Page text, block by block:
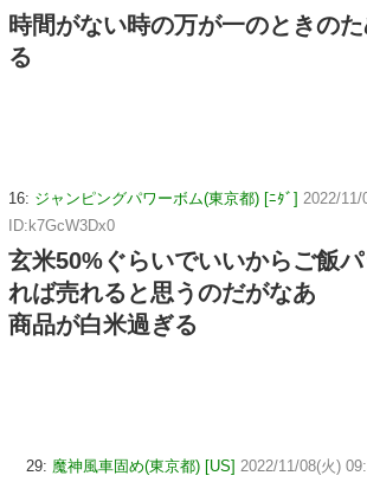
時間がない時の万が一のときの
る
16: ジャンピングパワーボム(東京都) [ﾆﾀﾞ] 2022/11/
ID:k7GcW3Dx0
玄米50%ぐらいでいいからご飯
れば売れると思うのだがなあ
商品が白米過ぎる
29: 魔神風車固め(東京都) [US] 2022/11/08(火)